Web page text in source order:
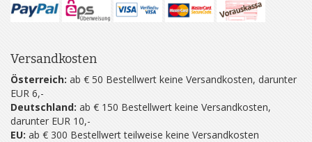
Versandkosten
Österreich: ab € 50 Bestellwert keine Versandkosten, darunter
EUR 6,-
Deutschland: ab € 150 Bestellwert keine Versandkosten,
darunter EUR 10,-
EU: ab € 300 Bestellwert teilweise keine Versandkosten